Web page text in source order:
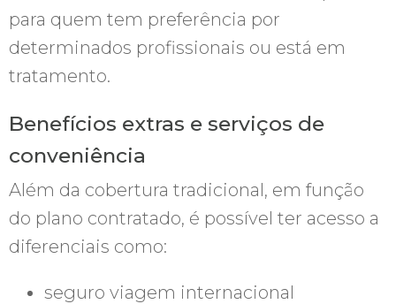
para quem tem preferência por
determinados profissionais ou está em
tratamento.
Benefícios extras e serviços de
conveniência
Além da cobertura tradicional, em função
do plano contratado, é possível ter acesso a
diferenciais como:
seguro viagem internacional